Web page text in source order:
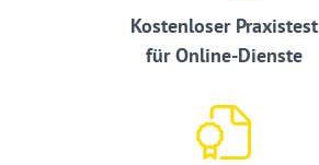
Kostenloser Praxistest
für Online-Dienste